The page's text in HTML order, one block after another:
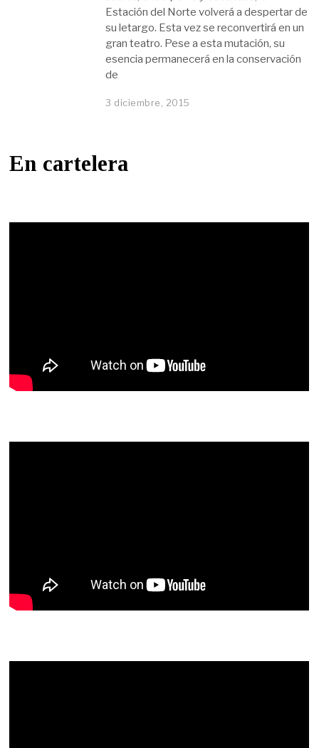
Estación del Norte volverá a despertar de
su letargo. Esta vez se reconvertirá en un
gran teatro. Pese a esta mutación, su
esencia permanecerá en la conservación
de
3 diciembre, 2015
En cartelera